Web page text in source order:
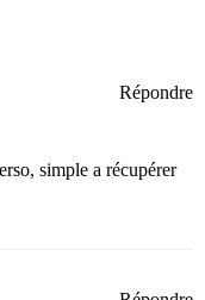
simple a récupérer
Répondre